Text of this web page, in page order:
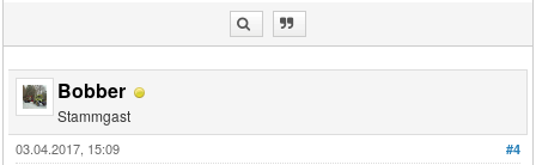
Bobber
Stammgast
#4
03.04.2017, 15:09